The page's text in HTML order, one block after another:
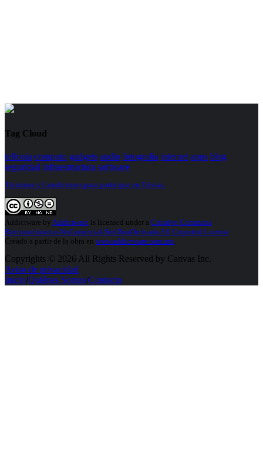
Tag Cloud
telfonia computo gadgets audio fotografia internet apps blog
seguridad infraestructura software
Términos y Condiciones para participar en Trivias.
Addictware by Addictware is licensed under a Creative Commons
Reconocimiento-NoComercial-SinObraDerivada 3.0 Unported License
Creado a partir de la obra en www.addictware.com.mx
Copyrights © 2026 All Rights Reserved by Canvas Inc.
Aviso de privacidad
Inicio/Quiénes Somos/Contacto